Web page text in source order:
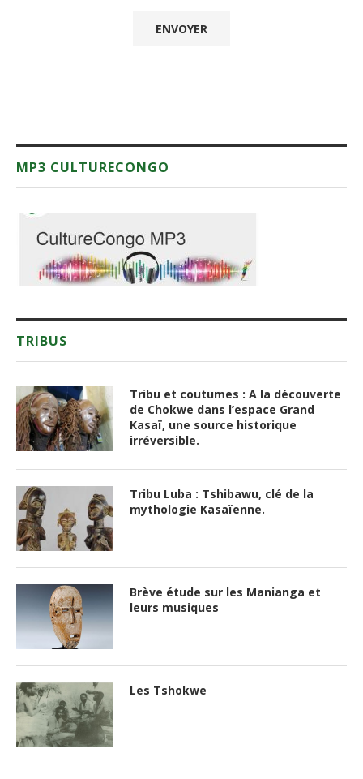
MP3 CULTURECONGO
TRIBUS
Tribu et coutumes : A la découverte
de Chokwe dans l’espace Grand
Kasaï, une source historique
irréversible.
Tribu Luba : Tshibawu, clé de la
mythologie Kasaïenne.
Brève étude sur les Manianga et
leurs musiques
Les Tshokwe